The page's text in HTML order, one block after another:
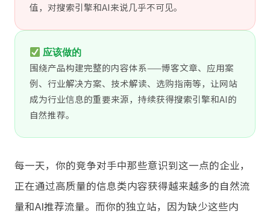
值，对搜索引擎和AI来说几乎不可见。
应该做的
围绕产品构建完整的内容体系——博客文章、应用案
例、行业解决方案、技术解读、选购指南等，让网站
成为行业信息的重要来源，持续获得搜索引擎和AI的
自然推荐。
每一天，你的竞争对手中那些意识到这一点的企业，
正在通过高质量的信息类内容获得越来越多的自然流
量和AI推荐流量。而你的独立站，因为缺少这些内